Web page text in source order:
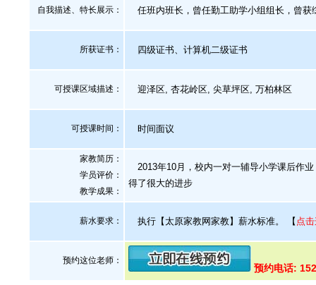
自我描述、特长展示 ： 任班内班长，曾任勤工助学小组组长，曾获
所获证书 ： 四级证书、计算机二级证书
可授课区域描述： 迎泽区, 杏花岭区, 尖草坪区, 万柏林区
可授课时间： 时间面议
家教简历：
学员评价：
教学成果：
2013年10月，校内一对一辅导小学课后作
得了很大的进步
薪水要求： 执行【太原家教网家教】薪水标准。 【 点
预约这位老师：
预约电话: